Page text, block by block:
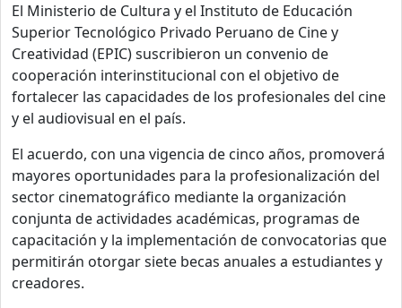
El Ministerio de Cultura y el Instituto de Educación
Superior Tecnológico Privado Peruano de Cine y
Creatividad (EPIC) suscribieron un convenio de
cooperación interinstitucional con el objetivo de
fortalecer las capacidades de los profesionales del cine
y el audiovisual en el país.
El acuerdo, con una vigencia de cinco años, promoverá
mayores oportunidades para la profesionalización del
sector cinematográfico mediante la organización
conjunta de actividades académicas, programas de
capacitación y la implementación de convocatorias que
permitirán otorgar siete becas anuales a estudiantes y
creadores.